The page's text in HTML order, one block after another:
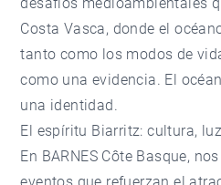
Costa Vasca, donde el
tanto como los modos de
como una evidencia. El
una identidad.
El espíritu Biarritz: cultura,
En BARNES Côte Basque,